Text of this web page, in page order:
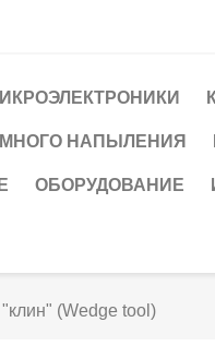
НАПЫЛЕНИЯ
ОБОРУДОВАНИЕ
(Wedge tool)